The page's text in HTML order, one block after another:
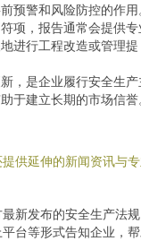
预警和风险防控的作用
项，报告通常会提供
进行工程改造或管理提
，是企业履行安全生产
于建立长期的市场信誉
供延伸的新闻资讯与
新发布的安全生产法
台等形式告知企业，